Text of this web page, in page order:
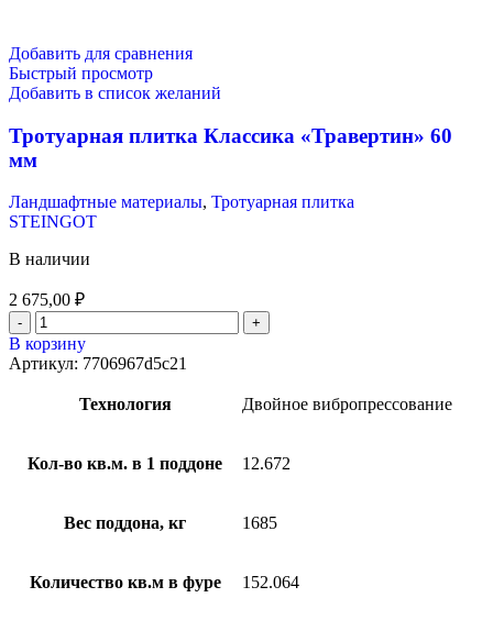
Добавить для сравнения
Быстрый просмотр
Добавить в список желаний
Тротуарная плитка Классика «Травертин» 60
мм
Ландшафтные материалы, Тротуарная плитка
STEINGOT
В наличии
2 675,00 ₽
В корзину
Артикул: 7706967d5c21
Технология Двойное вибропрессование
Кол-во кв.м. в 1 поддоне 12.672
Вес поддона, кг 1685
Количество кв.м в фуре 152.064